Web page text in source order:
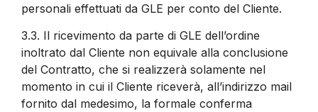
personali effettuati da GLE per conto del Cliente.
3.3. Il ricevimento da parte di GLE dell’ordine
inoltrato dal Cliente non equivale alla conclusione
del Contratto, che si realizzerà solamente nel
momento in cui il Cliente riceverà, all’indirizzo mail
fornito dal medesimo, la formale conferma